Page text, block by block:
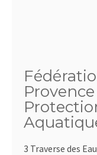
3 Traverse des